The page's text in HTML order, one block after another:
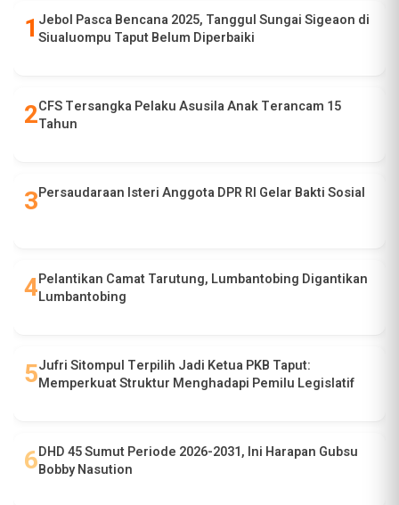
Jebol Pasca Bencana 2025, Tanggul Sungai Sigeaon di
Siualuompu Taput Belum Diperbaiki
CFS Tersangka Pelaku Asusila Anak Terancam 15
Tahun
Persaudaraan Isteri Anggota DPR RI Gelar Bakti Sosial
Pelantikan Camat Tarutung, Lumbantobing Digantikan
Lumbantobing
Jufri Sitompul Terpilih Jadi Ketua PKB Taput:
Memperkuat Struktur Menghadapi Pemilu Legislatif
DHD 45 Sumut Periode 2026-2031, Ini Harapan Gubsu
Bobby Nasution